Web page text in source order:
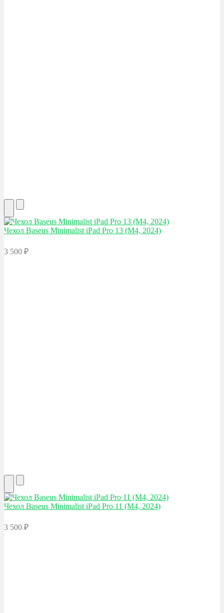
Чехол Baseus Minimalist iPad Pro 13 (M4, 2024)
3 500 ₽
Чехол Baseus Minimalist iPad Pro 11 (M4, 2024)
3 500 ₽